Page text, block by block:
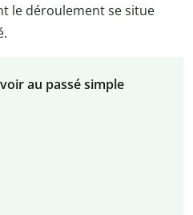
le déroulement se situe
au passé simple